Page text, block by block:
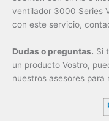
ventilador 3000 Series
con este servicio,
Dudas o preguntas. Si
un producto Vostro,
nuestros asesores para